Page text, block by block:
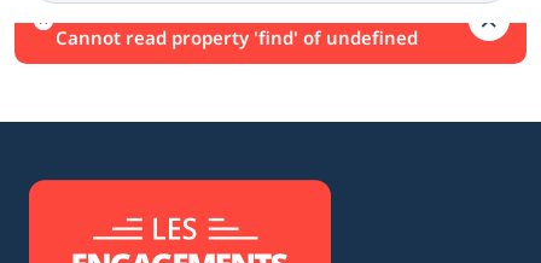
Une erreur est survenue.
Cannot read property 'find' of undefined